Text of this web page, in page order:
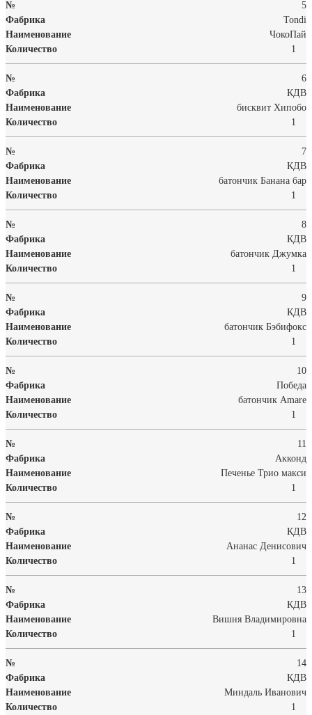
5
Tondi
ЧокоПай
1
6
КДВ
бисквит Хипобо
1
7
КДВ
батончик Банана бар
1
8
КДВ
батончик Джумка
1
9
КДВ
батончик Бэбифокс
1
10
Победа
батончик Amare
1
11
Акконд
Печенье Трио макси
1
12
КДВ
Ананас Денисович
1
13
КДВ
Вишня Владимировна
1
14
КДВ
Миндаль Иванович
1